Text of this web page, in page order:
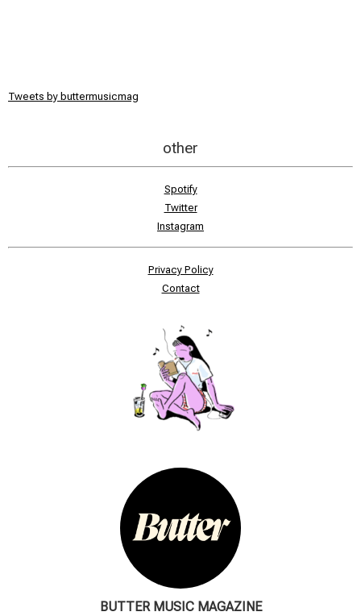
Tweets by buttermusicmag
other
Spotify
Twitter
Instagram
Privacy Policy
Contact
BUTTER MUSIC MAGAZINE